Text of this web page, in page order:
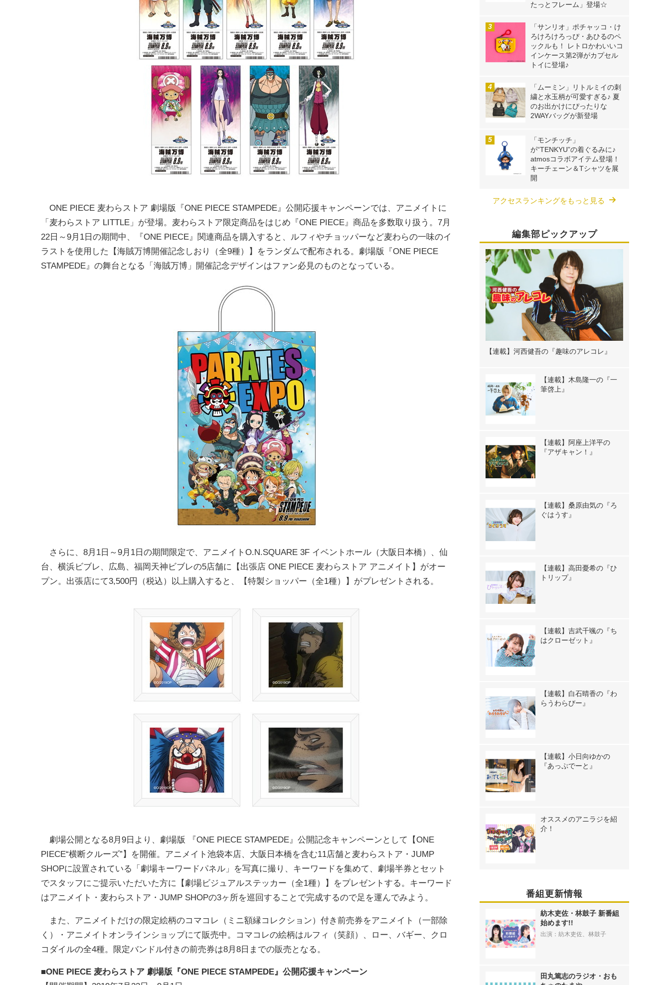
ONE PIECE 麦わらストア 劇場版『ONE PIECE STAMPEDE』公開応援キャンペーンでは、アニメイトに
「麦わらストア LITTLE」が登場。麦わらストア限定商品をはじめ『ONE PIECE』商品を多数取り扱う。7月
22日～9月1日の期間中、『ONE PIECE』関連商品を購入すると、ルフィやチョッパーなど麦わらの一味のイ
ラストを使用した【海賊万博開催記念しおり（全9種）】をランダムで配布される。劇場版『ONE PIECE
STAMPEDE』の舞台となる「海賊万博」開催記念デザインはファン必見のものとなっている。
さらに、8月1日～9月1日の期間限定で、アニメイトO.N.SQUARE 3F イベントホール（大阪日本橋）、仙
台、横浜ビブレ、広島、福岡天神ビブレの5店舗に【出張店 ONE PIECE 麦わらストア アニメイト】がオー
プン。出張店にて3,500円（税込）以上購入すると、【特製ショッパー（全1種）】がプレゼントされる。
劇場公開となる8月9日より、劇場版 『ONE PIECE STAMPEDE』公開記念キャンペーンとして【ONE
PIECE“横断クルーズ”】を開催。アニメイト池袋本店、大阪日本橋を含む11店舗と麦わらストア・JUMP
SHOPに設置されている「劇場キーワードパネル」を写真に撮り、キーワードを集めて、劇場半券とセット
でスタッフにご提示いただいた方に【劇場ビジュアルステッカー（全1種）】をプレゼントする。キーワード
はアニメイト・麦わらストア・JUMP SHOPの3ヶ所を巡回することで完成するので足を運んでみよう。
また、アニメイトだけの限定絵柄のコマコレ（ミニ額縁コレクション）付き前売券をアニメイト（一部除
く）・アニメイトオンラインショップにて販売中。コマコレの絵柄はルフィ（笑顔）、ロー、バギー、クロ
コダイルの全4種。限定バンドル付きの前売券は8月8日までの販売となる。
■ONE PIECE 麦わらストア 劇場版『ONE PIECE STAMPEDE』公開応援キャンペーン
たっとフレーム」登場☆
「サンリオ」ポチャッコ・け
ろけろけろっぴ・あひるのペ
ックルも！ レトロかわいいコ
インケース第2弾がカプセル
トイに登場♪
「ムーミン」リトルミイの刺
繍と水玉柄が可愛すぎる♪ 夏
のお出かけにぴったりな
2WAYバッグが新登場
「モンチッチ」
が“TENKYU”の着ぐるみに♪
atmosコラボアイテム登場！
キーチェーン＆Tシャツを展
開
アクセスランキングをもっと見る
編集部ピックアップ
【連載】河西健吾の『趣味のアレコレ』
【連載】木島隆一の『一
筆啓上』
【連載】阿座上洋平の
『アザキャン！』
【連載】桑原由気の『ろ
ぐはうす』
【連載】高田憂希の『ひ
トリップ』
【連載】吉武千颯の『ち
はクローゼット』
【連載】白石晴香の『わ
らうわらびー』
【連載】小日向ゆかの
『あっぷでーと』
オススメのアニラジを紹
介！
番組更新情報
紡木吏佐・林鼓子 新番組
始めます!!
出演：紡木吏佐、林鼓子
田丸篤志のラジオ・おも